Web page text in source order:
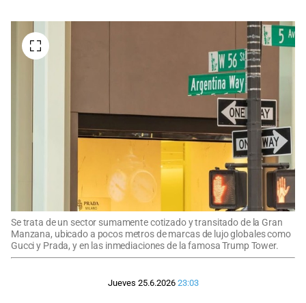
Se trata de un sector sumamente cotizado y transitado de la Gran
Manzana, ubicado a pocos metros de marcas de lujo globales como
Gucci y Prada, y en las inmediaciones de la famosa Trump Tower.
Jueves 25.6.2026 23:03